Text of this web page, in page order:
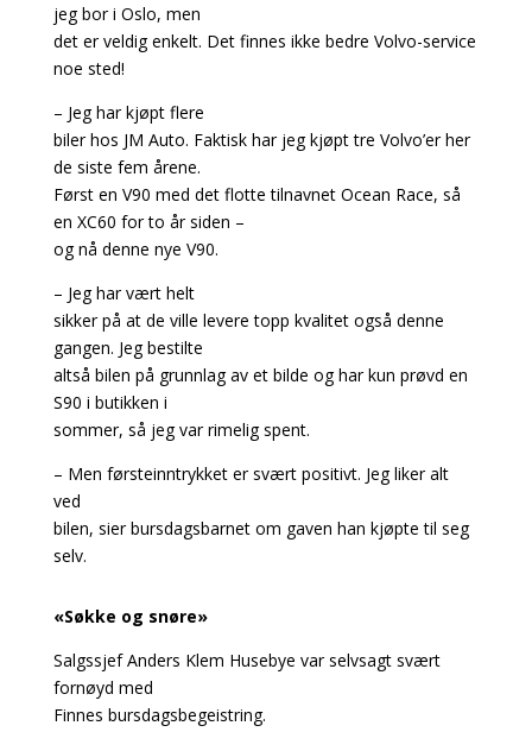
jeg bor i Oslo, men
det er veldig enkelt. Det finnes ikke bedre Volvo-service
noe sted!
– Jeg har kjøpt flere
biler hos JM Auto. Faktisk har jeg kjøpt tre Volvo’er her
de siste fem årene.
Først en V90 med det flotte tilnavnet Ocean Race, så
en XC60 for to år siden –
og nå denne nye V90.
– Jeg har vært helt
sikker på at de ville levere topp kvalitet også denne
gangen. Jeg bestilte
altså bilen på grunnlag av et bilde og har kun prøvd en
S90 i butikken i
sommer, så jeg var rimelig spent.
– Men førsteinntrykket er svært positivt. Jeg liker alt
ved
bilen, sier bursdagsbarnet om gaven han kjøpte til seg
selv.
«Søkke og snøre»
Salgssjef Anders Klem Husebye var selvsagt svært
fornøyd med
Finnes bursdagsbegeistring.